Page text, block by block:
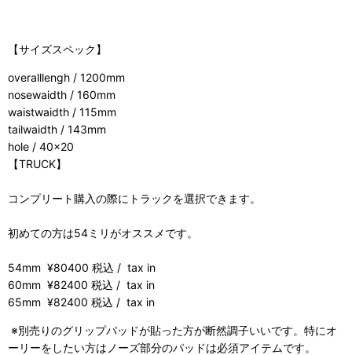
【サイズスペック】
overalllengh / 1200mm
nosewaidth / 160mm
waistwaidth / 115mm
tailwaidth / 143mm
hole / 40×20
【TRUCK】
コンプリート購入の際にトラックを選択できます。
初めての方は54ミリがオススメです。
54mm ¥80400 税込 / tax in
60mm ¥82400 税込 / tax in
65mm ¥82400 税込 / tax in
※別売りのグリップパッドが貼った方が断然調子いいです。特にオ
ーリーをしたい方はノーズ部分のパッドは必須アイテムです。